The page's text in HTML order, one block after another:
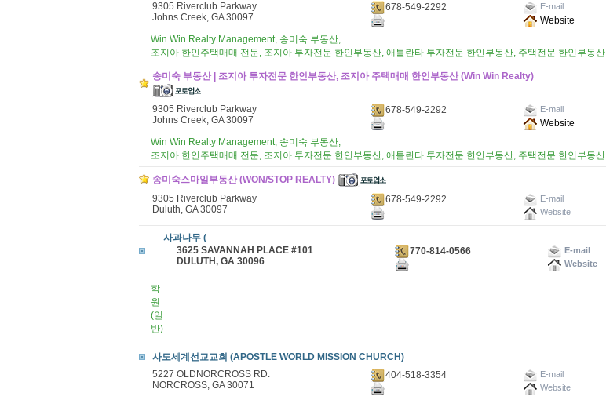
9305 Riverclub Parkway
Johns Creek, GA 30097
678-549-2292 E-mail
Website
Win Win Realty Management, 송미숙 부동산,
조지아 한인주택매매 전문, 조지아 투자전문 한인부동산, 애틀란타 투자전문 한인부동산, 주택전문 한인부동산
송미숙 부동산 | 조지아 투자전문 한인부동산, 조지아 주택매매 한인부동산 (Win Win Realty)
9305 Riverclub Parkway
Johns Creek, GA 30097
678-549-2292 E-mail
Website
Win Win Realty Management, 송미숙 부동산,
조지아 한인주택매매 전문, 조지아 투자전문 한인부동산, 애틀란타 투자전문 한인부동산, 주택전문 한인부동산
송미숙스마일부동산 (WON/STOP REALTY)
9305 Riverclub Parkway
Duluth, GA 30097
678-549-2292
E-mail
Website
사과나무 (
3625 SAVANNAH PLACE #101
DULUTH, GA 30096
770-814-0566
E-mail
Website
학
원
(일
반)
사도세계선교교회 (APOSTLE WORLD MISSION CHURCH)
5227 OLDNORCROSS RD.
NORCROSS, GA 30071
404-518-3354
E-mail
Website